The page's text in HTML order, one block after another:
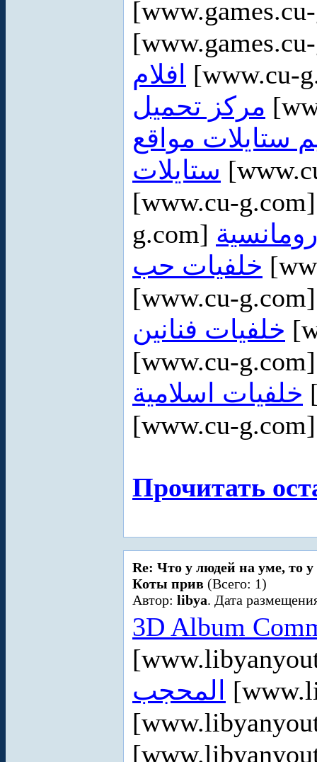
افلام [www.cu-
مركز تحميل
ستايلات مواقع
ستايلات
[www.cu-
g.com]
خلفيات حب
[www.cu-
خلفيات فنانين
[www.cu-
خلفيات اسلامية
[www.cu-
Прочитать
Re: Что у людей на уме, то
Коты прив (Всего: 1)
Автор: libya. Дата
3D Album
المحجب